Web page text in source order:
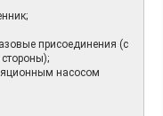
присоединения (с
насосом